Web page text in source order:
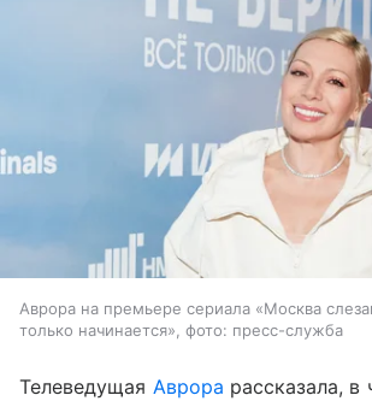
Аврора на премьере сериала «Москва
только начинается», фото: пресс-служба
Телеведущая Аврора рассказала, в